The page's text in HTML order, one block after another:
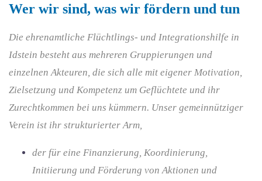
Wer wir sind, was wir fördern und tun
Die ehrenamtliche Flüchtlings- und Integrationshilfe in
Idstein besteht aus mehreren Gruppierungen und
einzelnen Akteuren, die sich alle mit eigener Motivation,
Zielsetzung und Kompetenz um Geflüchtete und ihr
Zurechtkommen bei uns kümmern. Unser gemeinnütziger
Verein ist ihr strukturierter Arm,
der für eine Finanzierung, Koordinierung,
Initiierung und Förderung von Aktionen und